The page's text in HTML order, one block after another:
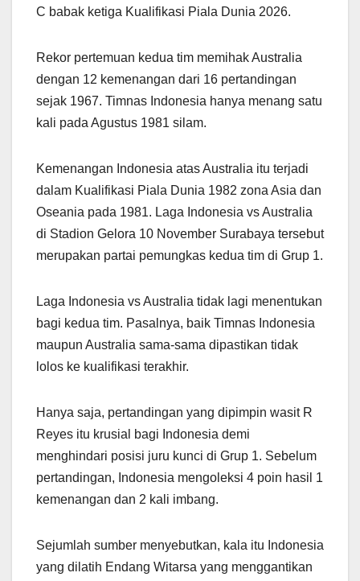
C babak ketiga Kualifikasi Piala Dunia 2026.
Rekor pertemuan kedua tim memihak Australia
dengan 12 kemenangan dari 16 pertandingan
sejak 1967. Timnas Indonesia hanya menang satu
kali pada Agustus 1981 silam.
Kemenangan Indonesia atas Australia itu terjadi
dalam Kualifikasi Piala Dunia 1982 zona Asia dan
Oseania pada 1981. Laga Indonesia vs Australia
di Stadion Gelora 10 November Surabaya tersebut
merupakan partai pemungkas kedua tim di Grup 1.
Laga Indonesia vs Australia tidak lagi menentukan
bagi kedua tim. Pasalnya, baik Timnas Indonesia
maupun Australia sama-sama dipastikan tidak
lolos ke kualifikasi terakhir.
Hanya saja, pertandingan yang dipimpin wasit R
Reyes itu krusial bagi Indonesia demi
menghindari posisi juru kunci di Grup 1. Sebelum
pertandingan, Indonesia mengoleksi 4 poin hasil 1
kemenangan dan 2 kali imbang.
Sejumlah sumber menyebutkan, kala itu Indonesia
yang dilatih Endang Witarsa yang menggantikan